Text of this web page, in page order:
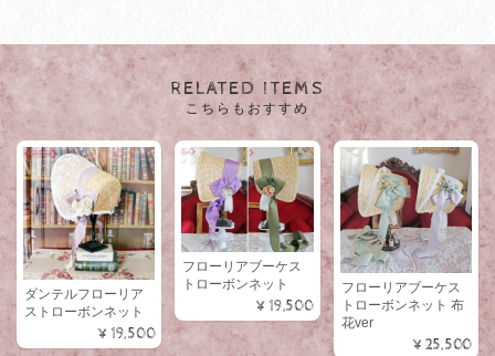
RELATED ITEMS
こちらもおすすめ
ダンテルフローリア
ストローボンネット
¥19,500
フローリアブーケス
トローボンネット
¥19,500
フローリアブーケス
トローボンネット 布
花ver
¥25,500